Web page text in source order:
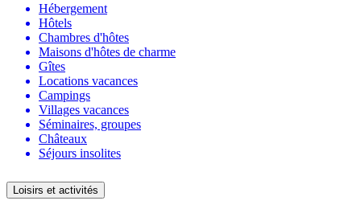
Hébergement
Hôtels
Chambres d'hôtes
Maisons d'hôtes de charme
Gîtes
Locations vacances
Campings
Villages vacances
Séminaires, groupes
Châteaux
Séjours insolites
Loisirs et activités